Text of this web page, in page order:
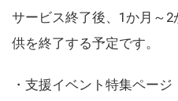
サービス終了後、1か月～
供を終了する予定です。
・支援イベント特集ページ